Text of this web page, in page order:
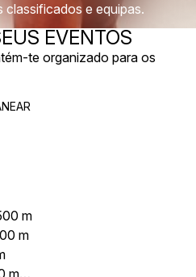
classificados e equipas.
EVENTOS
te organizado para os
m
m
m